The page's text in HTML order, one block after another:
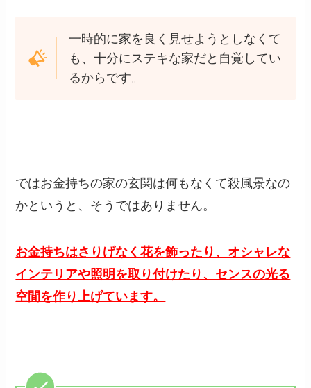
一時的に家を良く見せようとしなくて
も、十分にステキな家だと自覚してい
るからです。
ではお金持ちの家の玄関は何もなくて殺風景なの
かというと、そうではありません。
お金持ちはさりげなく花を飾ったり、オシャレな
インテリアや照明を取り付けたり、センスの光る
空間を作り上げています。